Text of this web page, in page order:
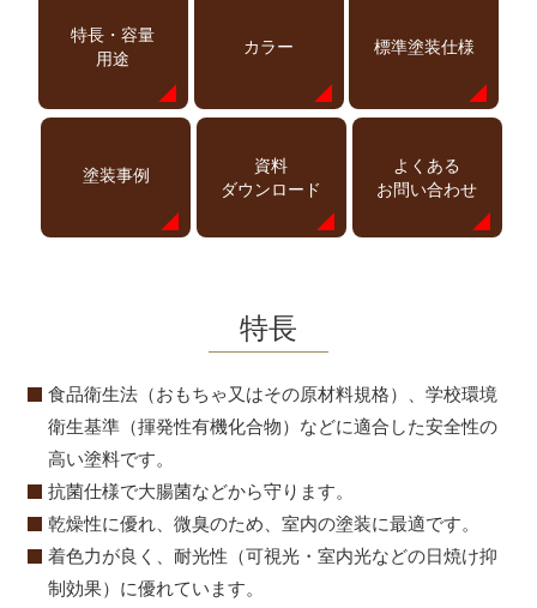
特長・容量
用途
カラー 標準塗装仕様
塗装事例
資料
ダウンロード
よくある
お問い合わせ
特長
食品衛生法（おもちゃ又はその原材料規格）、学校環境
衛生基準（揮発性有機化合物）などに適合した安全性の
高い塗料です。
抗菌仕様で大腸菌などから守ります。
乾燥性に優れ、微臭のため、室内の塗装に最適です。
着色力が良く、耐光性（可視光・室内光などの日焼け抑
制効果）に優れています。